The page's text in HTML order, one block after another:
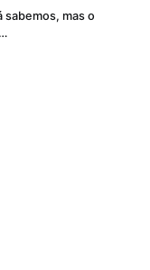
sabemos, mas o